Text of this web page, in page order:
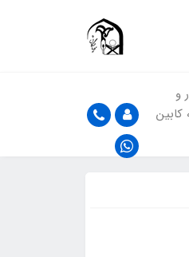
و